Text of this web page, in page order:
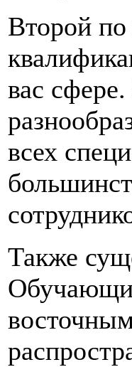
Второй
вас
всех
Также